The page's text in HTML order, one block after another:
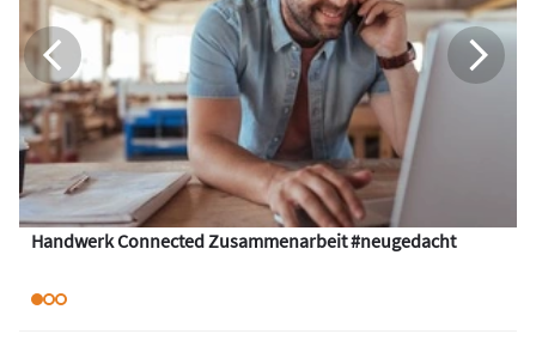
Handwerk Connected Zusammenarbeit #neugedacht